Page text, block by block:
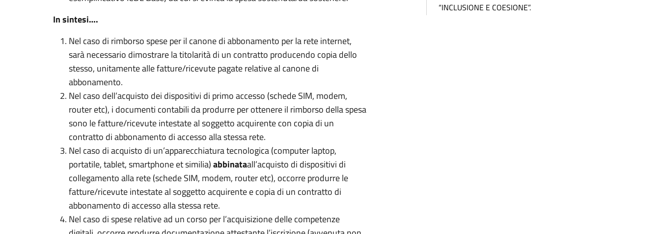
In sintesi….
Nel caso di rimborso spese per il canone di abbonamento per la rete internet,
sarà necessario dimostrare la titolarità di un contratto producendo copia dello
stesso, unitamente alle fatture/ricevute pagate relative al canone di
abbonamento.
Nel caso dell’acquisto dei dispositivi di primo accesso (schede SIM, modem,
router etc), i documenti contabili da produrre per ottenere il rimborso della spesa
sono le fatture/ricevute intestate al soggetto acquirente con copia di un
contratto di abbonamento di accesso alla stessa rete.
Nel caso di acquisto di un’apparecchiatura tecnologica (computer laptop,
portatile, tablet, smartphone et similia)abbinataall’acquisto di dispositivi di
collegamento alla rete (schede SIM, modem, router etc), occorre produrre le
fatture/ricevute intestate al soggetto acquirente e copia di un contratto di
abbonamento di accesso alla stessa rete.
Nel caso di spese relative ad un corso per l’acquisizione delle competenze
“INCLUSIONE E COESIONE”.